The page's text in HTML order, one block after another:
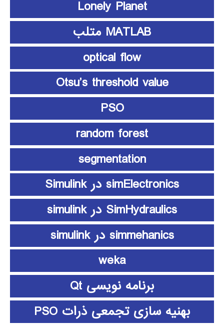
Lonely Planet
MATLAB متلب
optical flow
Otsu’s threshold value
PSO
random forest
segmentation
simElectronics در Simulink
SimHydraulics در simulink
simmehanics در simulink
weka
برنامه نویسی Qt
بهنیه سازی تجمعی ذرات PSO